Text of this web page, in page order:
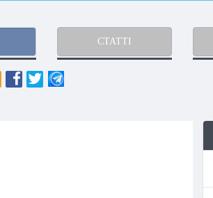
СТАТТІ